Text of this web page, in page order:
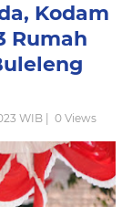
Kodam
Rumah
WIB | 0 Views